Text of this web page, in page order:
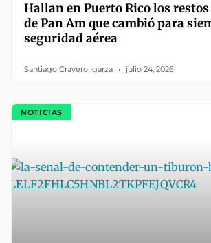
Hallan en Puerto Rico los
de Pan Am que cambió para
seguridad aérea
Santiago Cravero Igarza julio 24, 2026
NOTICIAS